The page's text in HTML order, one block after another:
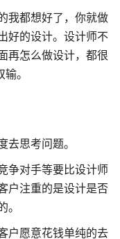
我都想好了，你就做
好的设计。设计师不
再怎么做设计，都很
。
思考问题。
争对手等要比设计师
户注重的是设计是否
户愿意花钱单纯的去